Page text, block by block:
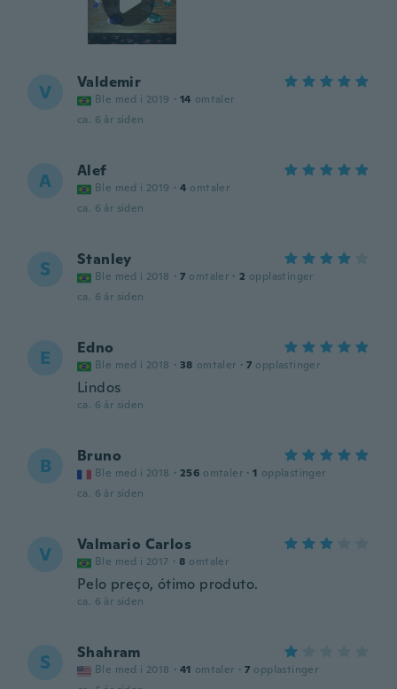
V Valdemir
Ble med i 2019 · 14 omtaler
ca. 6 år siden
A Alef
Ble med i 2019 · 4 omtaler
ca. 6 år siden
S Stanley
Ble med i 2018 · 7 omtaler · 2 opplastinger
ca. 6 år siden
E Edno
Ble med i 2018 · 38 omtaler · 7 opplastinger
Lindos
ca. 6 år siden
B Bruno
Ble med i 2018 · 256 omtaler · 1 opplastinger
ca. 6 år siden
V Valmario Carlos
Ble med i 2017 · 8 omtaler
Pelo preço, ótimo produto.
ca. 6 år siden
S Shahram
Ble med i 2018 · 41 omtaler · 7 opplastinger